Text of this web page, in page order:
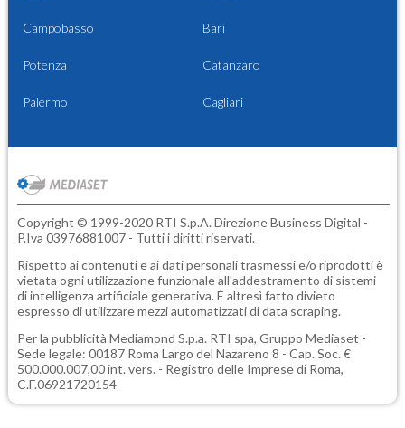
Campobasso Bari
Potenza Catanzaro
Palermo Cagliari
Copyright © 1999-2020 RTI S.p.A. Direzione Business Digital -
P.Iva 03976881007 - Tutti i diritti riservati.
Rispetto ai contenuti e ai dati personali trasmessi e/o riprodotti è
vietata ogni utilizzazione funzionale all'addestramento di sistemi
di intelligenza artificiale generativa. È altresì fatto divieto
espresso di utilizzare mezzi automatizzati di data scraping.
Per la pubblicità Mediamond S.p.a. RTI spa, Gruppo Mediaset -
Sede legale: 00187 Roma Largo del Nazareno 8 - Cap. Soc. €
500.000.007,00 int. vers. - Registro delle Imprese di Roma,
C.F.06921720154